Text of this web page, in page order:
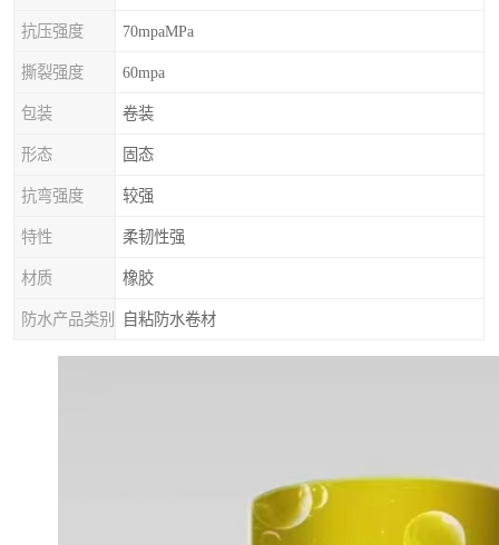
抗压强度 70mpaMPa
撕裂强度 60mpa
包装 卷装
形态 固态
抗弯强度 较强
特性 柔韧性强
材质 橡胶
防水产品类别 自粘防水卷材